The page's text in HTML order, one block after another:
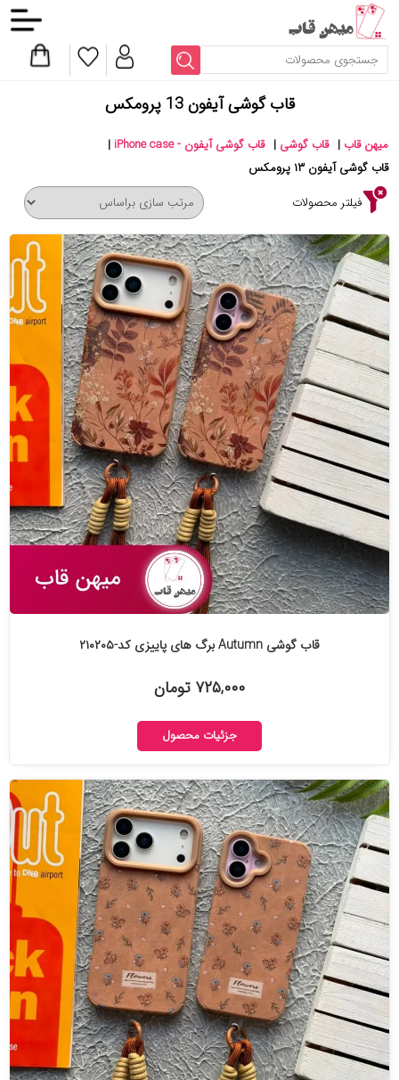
قاب گوشی آیفون 13 پرومکس
میهن قاب | قاب گوشی | قاب گوشی آیفون - iPhone case
|
قاب گوشی آیفون ۱۳ پرومکس
فیلتر محصولات
قاب گوشی Autumn برگ های پاییزی کد-۲۱۰۲۰۵
۷۲۵,۰۰۰ تومان
جزئیات محصول